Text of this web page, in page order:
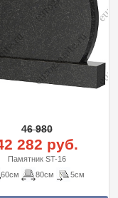
46 980
282 руб.
Памятник ST-16
60см
80см 5см